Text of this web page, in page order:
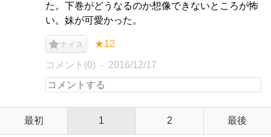
た。下巻がどうなるのか想像できないところが怖
い。妹が可愛かった。
ナイス ★12
コメント(0) 2016/12/17
最初 1 2 最後